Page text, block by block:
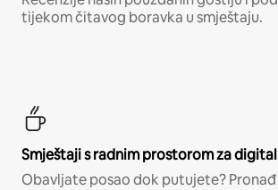
tijekom čitavog boravka u smještaju.
Smještaji s radnim prostorom za
Obavljate posao dok putujete?